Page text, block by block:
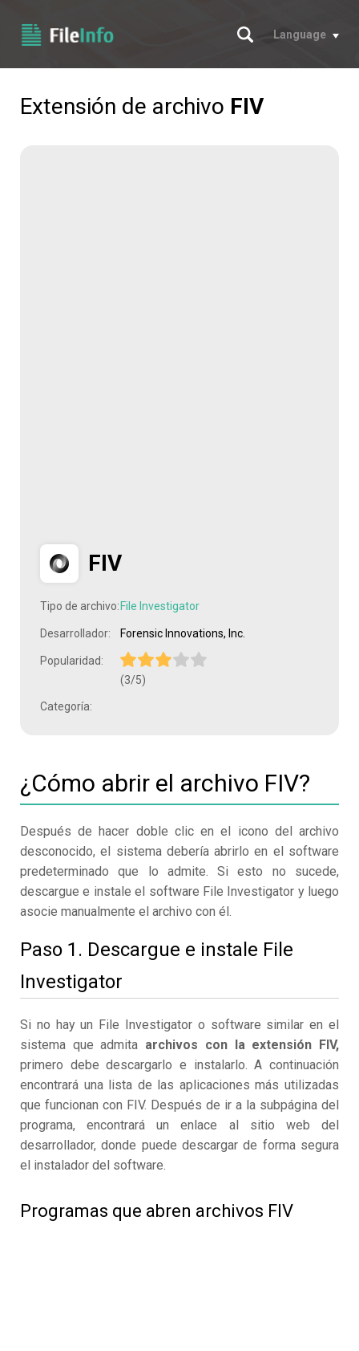
Buscar
Language
Extensión de archivo FIV
FIV
Tipo de archivo: File Investigator
Desarrollador: Forensic Innovations, Inc.
Popularidad:
(3/5)
Categoría:
¿Cómo abrir el archivo FIV?
Después de hacer doble clic en el icono del archivo
desconocido, el sistema debería abrirlo en el software
predeterminado que lo admite. Si esto no sucede,
descargue e instale el software File Investigator y luego
asocie manualmente el archivo con él.
Paso 1. Descargue e instale File
Investigator
Si no hay un File Investigator o software similar en el
sistema que admita archivos con la extensión FIV,
primero debe descargarlo e instalarlo. A continuación
encontrará una lista de las aplicaciones más utilizadas
que funcionan con FIV. Después de ir a la subpágina del
programa, encontrará un enlace al sitio web del
desarrollador, donde puede descargar de forma segura
el instalador del software.
Programas que abren archivos FIV